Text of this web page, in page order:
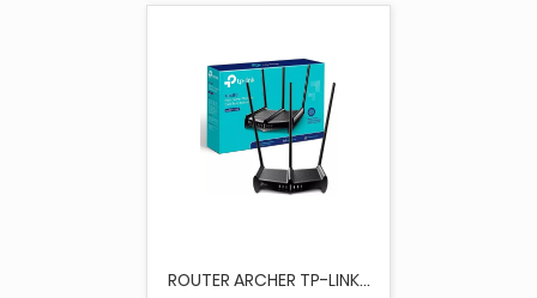
ROUTER ARCHER TP-LINK...